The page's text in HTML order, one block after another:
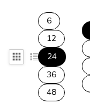
6
12
24
36
48